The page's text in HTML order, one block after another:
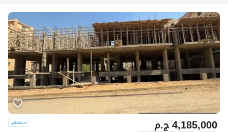
ج.م4,185,000